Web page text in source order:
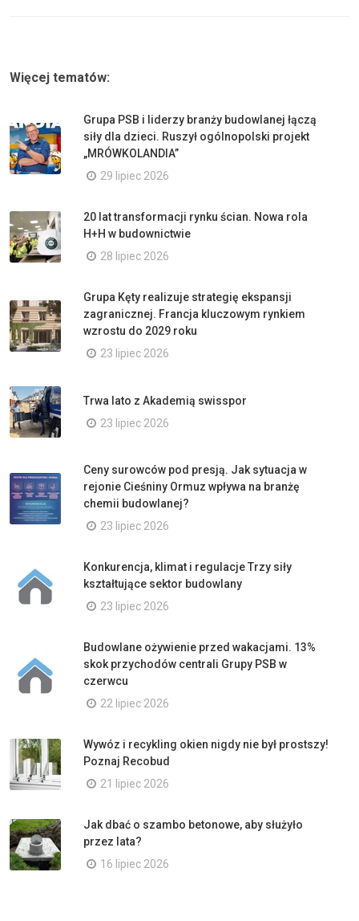
Więcej tematów:
Grupa PSB i liderzy branży budowlanej łączą
siły dla dzieci. Ruszył ogólnopolski projekt
„MRÓWKOLANDIA”
29 lipiec 2026
20 lat transformacji rynku ścian. Nowa rola
H+H w budownictwie
28 lipiec 2026
Grupa Kęty realizuje strategię ekspansji
zagranicznej. Francja kluczowym rynkiem
wzrostu do 2029 roku
23 lipiec 2026
Trwa lato z Akademią swisspor
23 lipiec 2026
Ceny surowców pod presją. Jak sytuacja w
rejonie Cieśniny Ormuz wpływa na branżę
chemii budowlanej?
23 lipiec 2026
Konkurencja, klimat i regulacje Trzy siły
kształtujące sektor budowlany
23 lipiec 2026
Budowlane ożywienie przed wakacjami. 13%
skok przychodów centrali Grupy PSB w
czerwcu
22 lipiec 2026
Wywóz i recykling okien nigdy nie był prostszy!
Poznaj Recobud
21 lipiec 2026
Jak dbać o szambo betonowe, aby służyło
przez lata?
16 lipiec 2026